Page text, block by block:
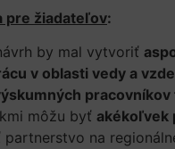
pre žiadateľov:
by mal vytvoriť
v oblasti vedy a
môžu byť akékoľvek
na